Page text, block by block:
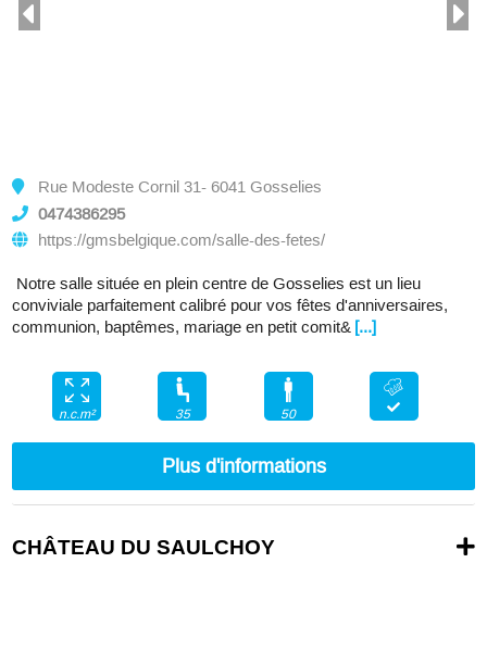
Rue Modeste Cornil 31- 6041 Gosselies
0474386295
https://gmsbelgique.com/salle-des-fetes/
Notre salle située en plein centre de Gosselies est un lieu
conviviale parfaitement calibré pour vos fêtes d'anniversaires,
communion, baptêmes, mariage en petit comit& [...]
n.c.m² 35 50
Plus d'informations
CHÂTEAU DU SAULCHOY